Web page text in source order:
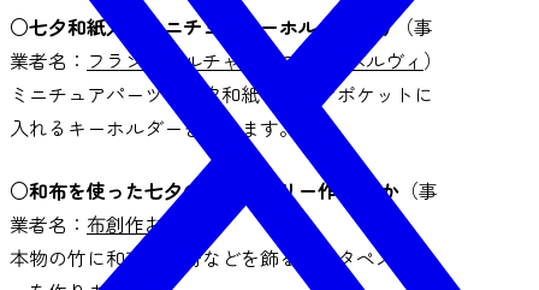
○七夕和紙入りミニチュアキーホルダー作り（事
業者名： フランスカルチャーサロン ラ ベルヴィ ）
ミニチュアパーツと七夕和紙をクリアポケットに
入れるキーホルダーを作ります。
○和布を使った七夕のタペストリー作り ほか （事
業者名： 布創作おが和
本物の竹に和布で短冊などを飾るミニタペストリ